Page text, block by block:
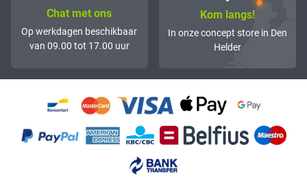
Chat met ons
Op werkdagen beschikbaar
van 09.00 tot 17.00 uur
Kom langs!
In onze concept store in Den
Helder